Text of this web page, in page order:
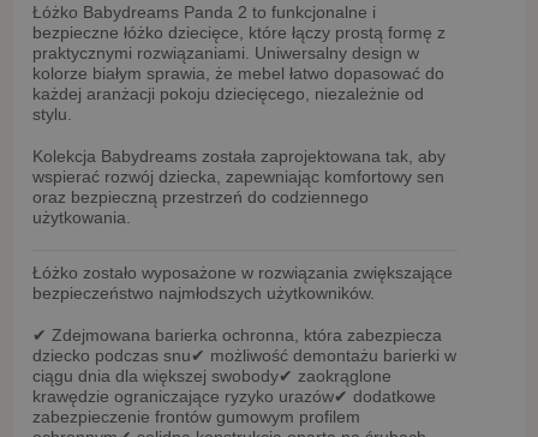
Łóżko Babydreams Panda 2 to funkcjonalne i
bezpieczne łóżko dziecięce, które łączy prostą formę z
praktycznymi rozwiązaniami. Uniwersalny design w
kolorze białym sprawia, że mebel łatwo dopasować do
każdej aranżacji pokoju dziecięcego, niezależnie od
stylu.
Kolekcja Babydreams została zaprojektowana tak, aby
wspierać rozwój dziecka, zapewniając komfortowy sen
oraz bezpieczną przestrzeń do codziennego
użytkowania.
Łóżko zostało wyposażone w rozwiązania zwiększające
bezpieczeństwo najmłodszych użytkowników.
✔ Zdejmowana barierka ochronna , która zabezpiecza
dziecko podczas snu✔ możliwość demontażu barierki w
ciągu dnia dla większej swobody✔ zaokrąglone
krawędzie ograniczające ryzyko urazów✔ dodatkowe
zabezpieczenie frontów gumowym profilem